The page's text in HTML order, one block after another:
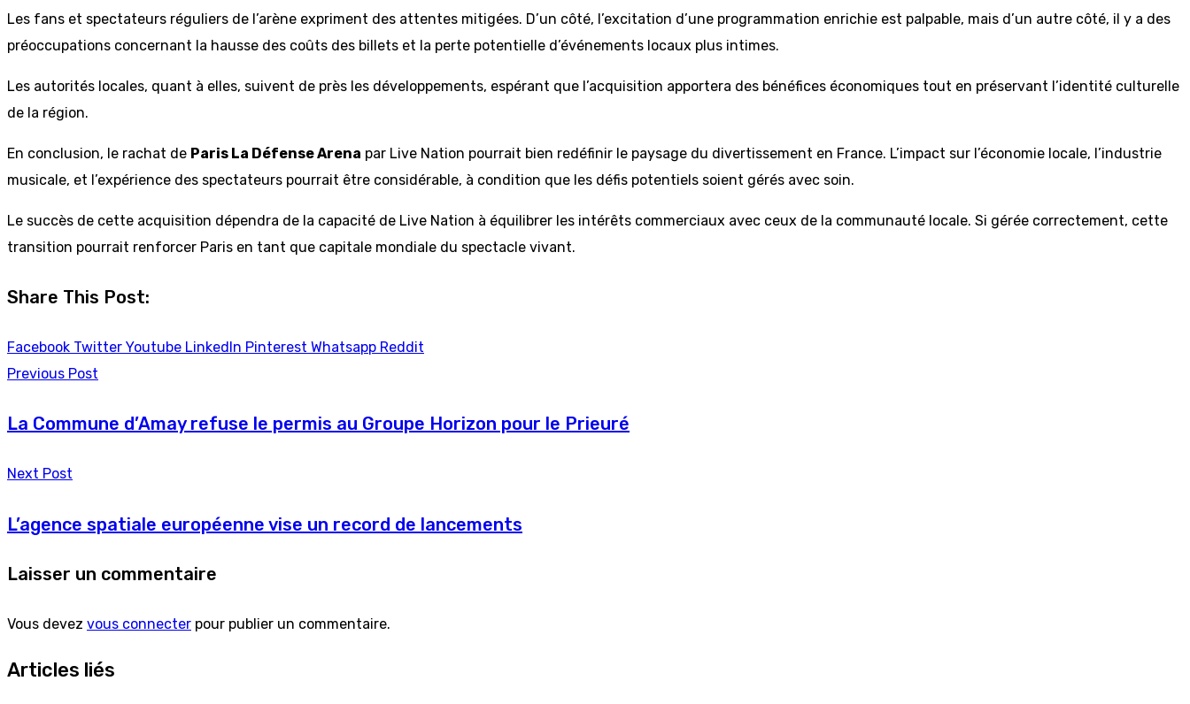
Les fans et spectateurs réguliers de l’arène expriment des attentes mitigées. D’un côté, l’excitation d’une programmation enrichie est palpable, mais d’un autre côté, il y a des
préoccupations concernant la hausse des coûts des billets et la perte potentielle d’événements locaux plus intimes.
Les autorités locales, quant à elles, suivent de près les développements, espérant que l’acquisition apportera des bénéfices économiques tout en préservant l’identité culturelle
de la région.
En conclusion, le rachat de Paris La Défense Arena par Live Nation pourrait bien redéfinir le paysage du divertissement en France. L’impact sur l’économie locale, l’industrie
musicale, et l’expérience des spectateurs pourrait être considérable, à condition que les défis potentiels soient gérés avec soin.
Le succès de cette acquisition dépendra de la capacité de Live Nation à équilibrer les intérêts commerciaux avec ceux de la communauté locale. Si gérée correctement, cette
transition pourrait renforcer Paris en tant que capitale mondiale du spectacle vivant.
Share This Post:
Facebook Twitter Youtube LinkedIn Pinterest Whatsapp Reddit
Previous Post
La Commune d’Amay refuse le permis au Groupe Horizon pour le Prieuré
Next Post
L’agence spatiale européenne vise un record de lancements
Laisser un commentaire
Vous devez vous connecter pour publier un commentaire.
Articles liés